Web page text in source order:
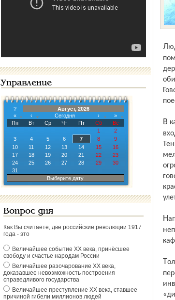
Управление
?
Август, 2026
«
‹ Сегодня ›
»
Пн
Вт Ср Чт Пт Сб
Вс
1
2
3
4 5 6 7 8
9
10
11 12 13 14 15
16
17
18 19 20 21 22
23
24
25 26 27 28 29
30
31
Выберите дату
Вопрос дня
Как Вы считаете, две российские революции 1917
года - это
Величайшее событие ХХ века, принёсшее
свободу и счастье народам России
Величайшее разочарование ХХ века,
доказавшее невозможность построения
справедливого государства
Величайшее преступление ХХ века, ставшее
причиной гибели миллионов людей
Людей беспокоит судьба этих существ, некоторые даже предлагают материальную
В кафе нам рассказали: мишек любят и они ни в чём не знают отказа. В их рацион
Напомним, все эти представители дикой природы волей случая оказались в
Толик, по слухам, названный так в честь тогдашнего губернатора, попал сюда из